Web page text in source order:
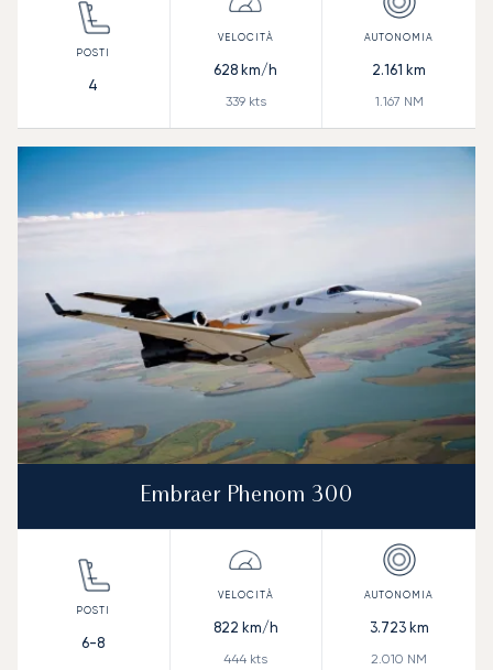
4
628 km/h
339kts
2.161 km
1.167 NM
Embraer Phenom 300
6-8
822 km/h
444 kts
3.723km
2.010 NM